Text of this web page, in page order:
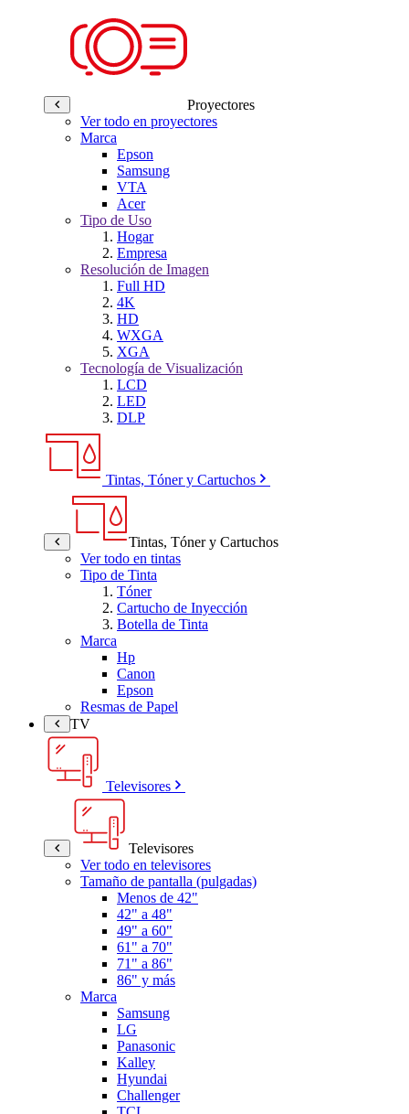
Proyectores
Ver todo en proyectores
Marca
Epson
Samsung
VTA
Acer
Tipo de Uso
Hogar
Empresa
Resolución de Imagen
Full HD
4K
HD
WXGA
XGA
Tecnología de Visualización
LCD
LED
DLP
Tintas, Tóner y Cartuchos
Tintas, Tóner y Cartuchos
Ver todo en tintas
Tipo de Tinta
Tóner
Cartucho de Inyección
Botella de Tinta
Marca
Hp
Canon
Epson
Resmas de Papel
TV
Televisores
Televisores
Ver todo en televisores
Tamaño de pantalla (pulgadas)
Menos de 42"
42" a 48"
49" a 60"
61" a 70"
71" a 86"
86" y más
Marca
Samsung
LG
Panasonic
Kalley
Hyundai
Challenger